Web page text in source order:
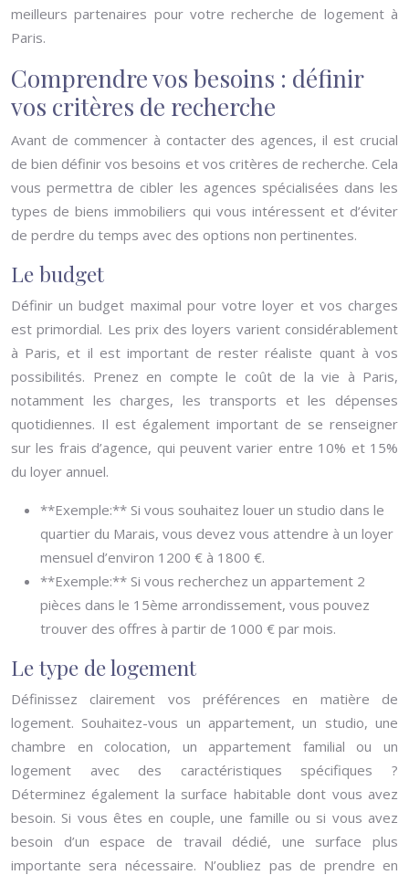
meilleurs partenaires pour votre recherche de logement à
Paris.
Comprendre vos besoins : définir
vos critères de recherche
Avant de commencer à contacter des agences, il est crucial
de bien définir vos besoins et vos critères de recherche. Cela
vous permettra de cibler les agences spécialisées dans les
types de biens immobiliers qui vous intéressent et d’éviter
de perdre du temps avec des options non pertinentes.
Le budget
Définir un budget maximal pour votre loyer et vos charges
est primordial. Les prix des loyers varient considérablement
à Paris, et il est important de rester réaliste quant à vos
possibilités. Prenez en compte le coût de la vie à Paris,
notamment les charges, les transports et les dépenses
quotidiennes. Il est également important de se renseigner
sur les frais d’agence, qui peuvent varier entre 10% et 15%
du loyer annuel.
**Exemple:** Si vous souhaitez louer un studio dans le
quartier du Marais, vous devez vous attendre à un loyer
mensuel d’environ 1200 € à 1800 €.
**Exemple:** Si vous recherchez un appartement 2
pièces dans le 15ème arrondissement, vous pouvez
trouver des offres à partir de 1000 € par mois.
Le type de logement
Définissez clairement vos préférences en matière de
logement. Souhaitez-vous un appartement, un studio, une
chambre en colocation, un appartement familial ou un
logement avec des caractéristiques spécifiques ?
Déterminez également la surface habitable dont vous avez
besoin. Si vous êtes en couple, une famille ou si vous avez
besoin d’un espace de travail dédié, une surface plus
importante sera nécessaire. N’oubliez pas de prendre en